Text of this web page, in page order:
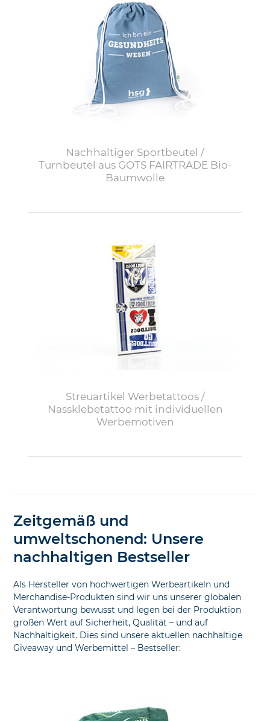
Nachhaltiger Sportbeutel /
Turnbeutel aus GOTS FAIRTRADE Bio-
Baumwolle
Streuartikel Werbetattoos /
Nassklebetattoo mit individuellen
Werbemotiven
Zeitgemäß und
umweltschonend: Unsere
nachhaltigen Bestseller
Als Hersteller von hochwertigen Werbeartikeln und
Merchandise-Produkten sind wir uns unserer globalen
Verantwortung bewusst und legen bei der Produktion
großen Wert auf Sicherheit, Qualität – und auf
Nachhaltigkeit. Dies sind unsere aktuellen nachhaltige
Giveaway und Werbemittel – Bestseller: